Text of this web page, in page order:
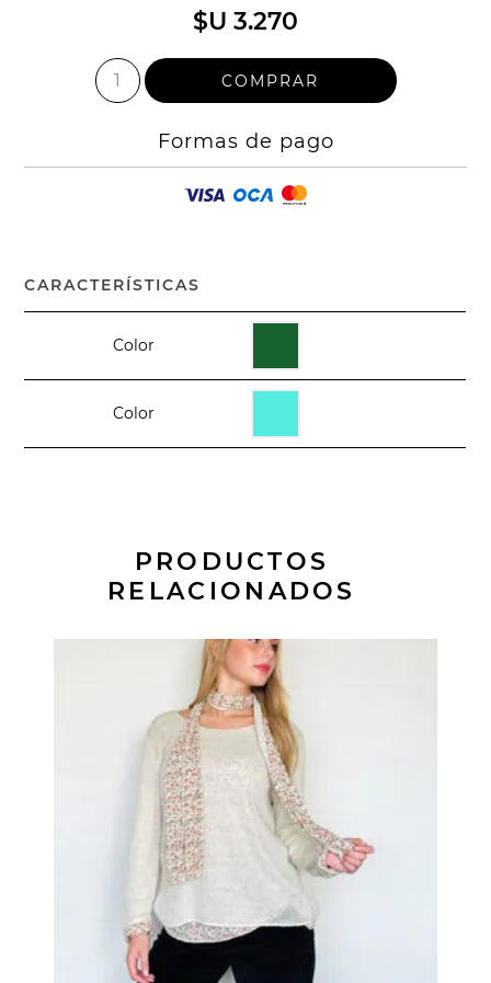
$U 3.270
Formas de pago
CARACTERÍSTICAS
Color
Color
PRODUCTOS
RELACIONADOS